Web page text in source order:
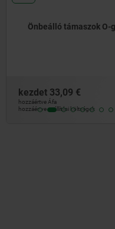
Önbeálló
kezdet 71,71 €
hozzáértve Áfa
hozzáértve szállítási